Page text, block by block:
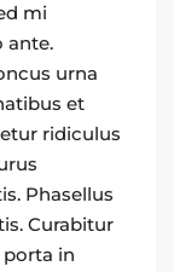
mi
ante.
urna
et
ridiculus
Phasellus
Curabitur
in